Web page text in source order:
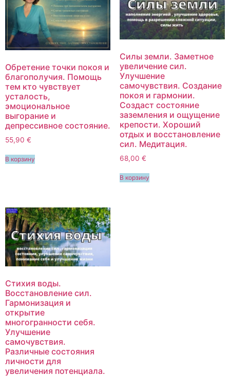
Обретение точки покоя и
благополучия. Помощь
тем кто чувствует
усталость,
эмоциональное
выгорание и
депрессивное состояние.
55,90 €
В корзину
Силы земли. Заметное
увеличение сил.
Улучшение
самочувствия. Создание
покоя и гармонии.
Создаст состояние
заземления и ощущение
крепости. Хороший
отдых и восстановление
сил. Медитация.
68,00 €
В корзину
Стихия воды.
Восстановление сил.
Гармонизация и
открытие
многогранности себя.
Улучшение
самочувствия.
Различные состояния
личности для
увеличения потенциала.